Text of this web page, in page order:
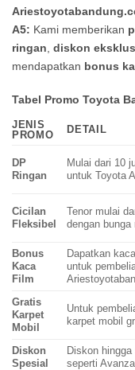
A5: Kami memberikan
ringan diskon
mendapatkan bonus
Tabel Promo Toyota
JENIS
PROMO
DETAIL
DP
Ringan
Mulai dari 10
untuk Toyota
Cicilan
Fleksibel
Tenor mulai
dengan bunga
Bonus
Kaca
Film
Dapatkan
untuk
Gratis
Karpet
Mobil
Untuk
karpet mobil
Diskon
Spesial
Diskon
seperti